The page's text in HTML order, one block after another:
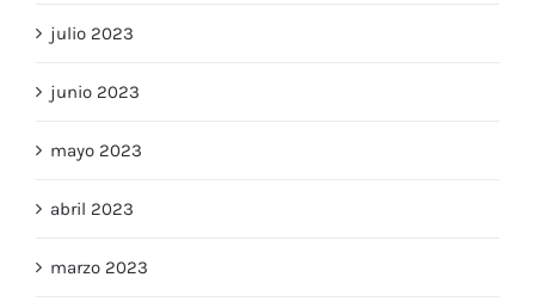
julio 2023
junio 2023
mayo 2023
abril 2023
marzo 2023